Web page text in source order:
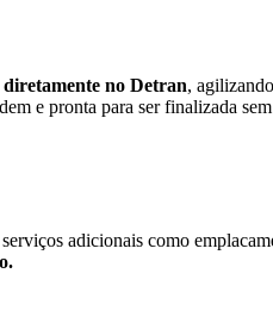
no Detran,
e pronta para ser finalizada
adicionais como